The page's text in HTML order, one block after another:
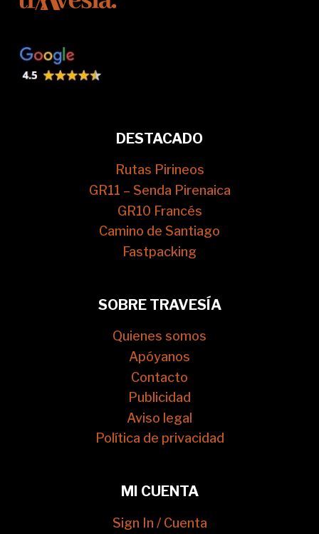
DESTACADO
Rutas Pirineos
GR11 – Senda Pirenaica
GR10 Francés
Camino de Santiago
Fastpacking
SOBRE TRAVESÍA
Quienes somos
Apóyanos
Contacto
Publicidad
Aviso legal
Política de privacidad
MI CUENTA
Sign In / Cuenta